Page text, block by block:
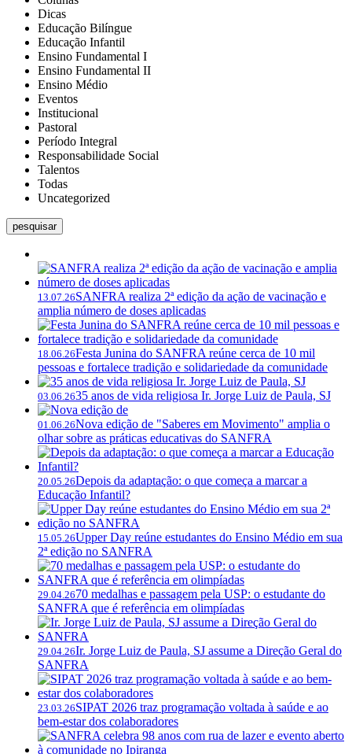
Dicas
Educação Bilíngue
Educação Infantil
Ensino Fundamental I
Ensino Fundamental II
Ensino Médio
Eventos
Institucional
Pastoral
Período Integral
Responsabilidade Social
Talentos
Todas
Uncategorized
pesquisar
13.07.26SANFRA realiza 2ª edição da ação de vacinação e
amplia número de doses aplicadas
18.06.26Festa Junina do SANFRA reúne cerca de 10 mil
pessoas e fortalece tradição e solidariedade da comunidade
03.06.2635 anos de vida religiosa Ir. Jorge Luiz de Paula, SJ
01.06.26Nova edição de "Saberes em Movimento" amplia o
olhar sobre as práticas educativas do SANFRA
20.05.26Depois da adaptação: o que começa a marcar a
Educação Infantil?
15.05.26Upper Day reúne estudantes do Ensino Médio em sua
2ª edição no SANFRA
29.04.2670 medalhas e passagem pela USP: o estudante do
SANFRA que é referência em olimpíadas
29.04.26Ir. Jorge Luiz de Paula, SJ assume a Direção Geral do
SANFRA
23.03.26SIPAT 2026 traz programação voltada à saúde e ao
bem-estar dos colaboradores